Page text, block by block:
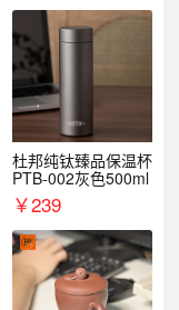
杜邦纯钛臻品保温杯
PTB-002灰色500ml
￥239